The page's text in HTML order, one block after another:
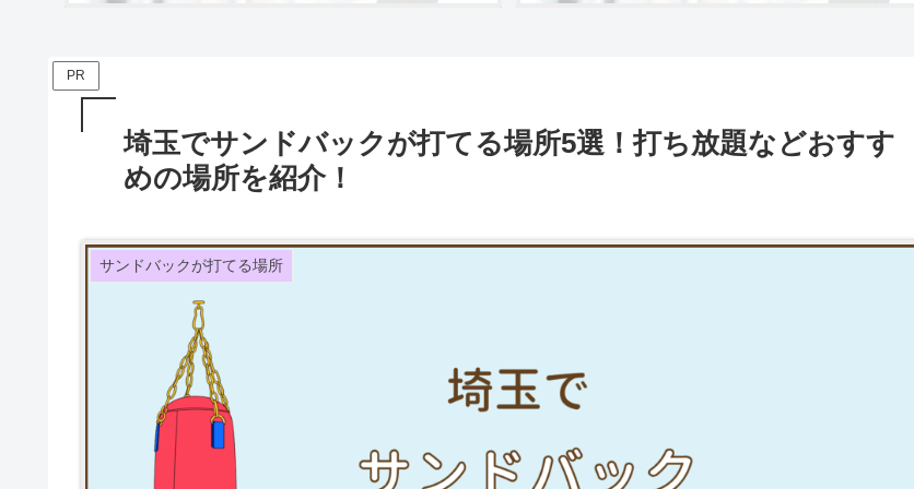
PR
埼玉でサンドバックが打てる場所5選！打ち放題などおすす
めの場所を紹介！
サンドバックが打てる場所